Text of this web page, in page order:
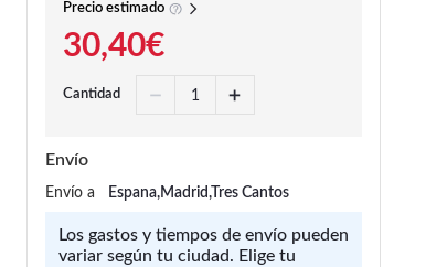
Precio estimado
30,40€
Cantidad
Envío
Envío a Espana,Madrid,Tres Cantos
Los gastos y tiempos de envío pueden
variar según tu ciudad. Elige tu